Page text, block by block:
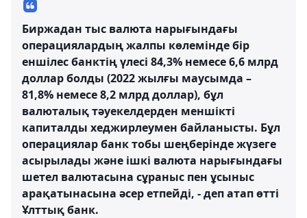
Биржадан тыс валюта нарығындағы
операциялардың жалпы көлемінде бір
еншілес банктің үлесі 84,3% немесе 6,6 млрд
доллар болды (2022 жылғы маусымда –
81,8% немесе 8,2 млрд доллар), бұл
валюталық тәуекелдерден меншікті
капиталды хеджирлеумен байланысты. Бұл
операциялар банк тобы шеңберінде жүзеге
асырылады және ішкі валюта нарығындағы
шетел валютасына сұраныс пен ұсыныс
арақатынасына әсер етпейді, - деп атап өтті
Ұлттық банк.